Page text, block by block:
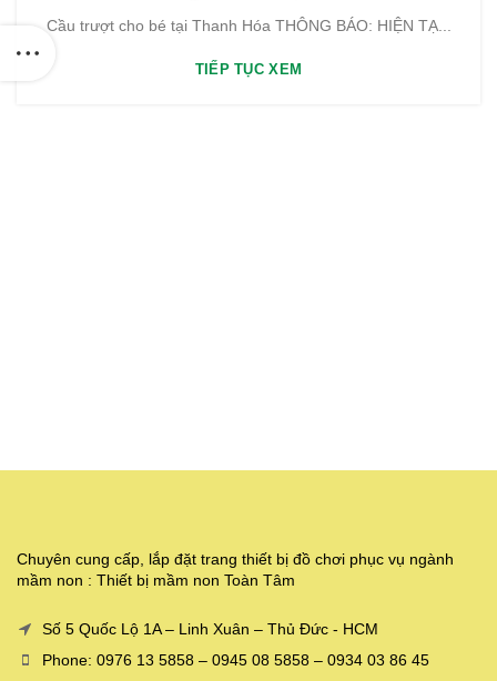
Cầu trượt cho bé tại Thanh Hóa THÔNG BÁO: HIỆN TẠ...
TIẾP TỤC XEM
Chuyên cung cấp, lắp đặt trang thiết bị đồ chơi phục vụ ngành
mầm non : Thiết bị mầm non Toàn Tâm
Số 5 Quốc Lộ 1A – Linh Xuân – Thủ Đức - HCM
Phone: 0976 13 5858 – 0945 08 5858 – 0934 03 86 45